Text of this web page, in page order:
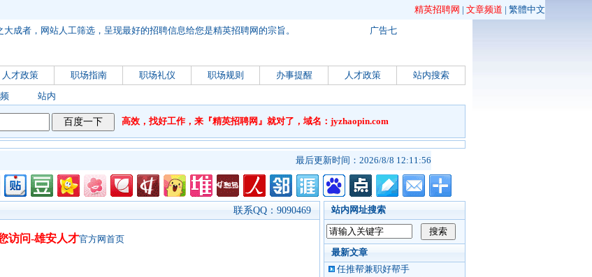
精英招聘网 | 文章频道 | 繁體中文
广告七
大成者，网站人工筛选，呈现最好的招聘信息给您是精英招聘网的宗旨。
人才政策 职场指南 职场礼仪 职场规则 办事提醒 人才政策
站内搜索
站内
高效，找好工作，来『精英招聘网』就对了，域名：jyzhaopin.com
最后更新时间：2026/8/8 12:11:56
站内网址搜索
最新文章
任推帮兼职好帮手
联系QQ：9090469
访问-雄安人才官方网首页